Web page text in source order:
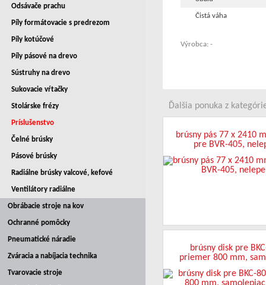
Odsávače prachu
Píly formátovacie s predrezom
Píly kotúčové
Píly pásové na drevo
Sústruhy na drevo
Sukovacie vŕtačky
Stolárske frézy
Príslušenstvo
Čelné brúsky
Pásové brúsky
Radiálne brúsky valcové, kefové
Ventilátory radiálne
Obrábacie stroje na kov
Ochranné pomôcky
Pneumatické náradie
Zváracia a nabíjacia technika
Tvarovacie stroje
Čistá váha
Výrobca: -
Ďalšia ponuka z
brúsny pás 77 x 2410
pre BVR-405,
brúsny disk pre
priemer 800 mm,